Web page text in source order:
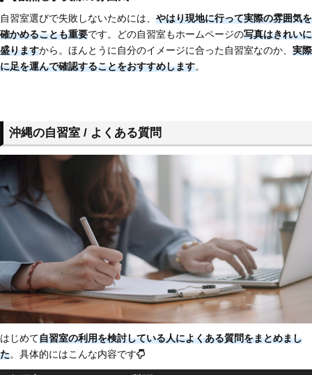
自習室選びで失敗しないためには、 やはり現地に行って実際の雰囲気を
確かめることも重要です。どの自習室もホームページの写真はきれいに
盛りますから。ほんとうに自分のイメージに合った自習室なのか、 実際
に足を運んで確認することをおすすめします。
沖縄の自習室 / よくある質問
はじめて自習室の利用を検討している人によくある質問をまとめまし
た。具体的にはこんな内容です